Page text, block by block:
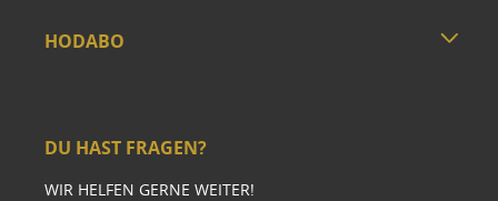
HODABO
DU HAST FRAGEN?
WIR HELFEN GERNE WEITER!